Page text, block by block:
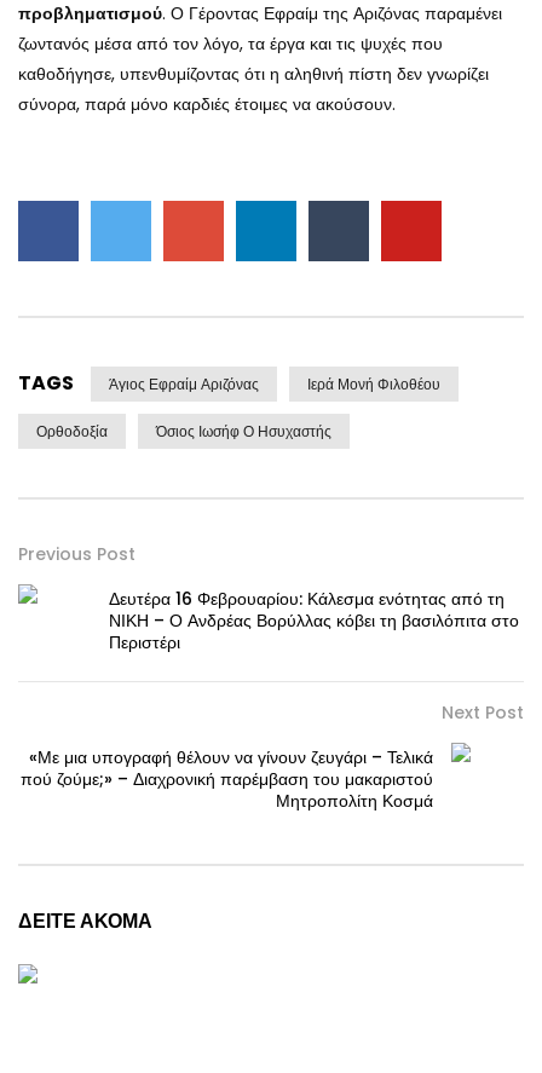
προβληματισμού. Ο Γέροντας Εφραίμ της Αριζόνας παραμένει
ζωντανός μέσα από τον λόγο, τα έργα και τις ψυχές που
καθοδήγησε, υπενθυμίζοντας ότι η αληθινή πίστη δεν γνωρίζει
σύνορα, παρά μόνο καρδιές έτοιμες να ακούσουν.
TAGS Άγιος Εφραίμ Αριζόνας Ιερά Μονή Φιλοθέου
Ορθοδοξία Όσιος Ιωσήφ Ο Ησυχαστής
Previous Post
Δευτέρα 16 Φεβρουαρίου: Κάλεσμα ενότητας από τη
ΝΙΚΗ – Ο Ανδρέας Βορύλλας κόβει τη βασιλόπιτα στο
Περιστέρι
Next Post
«Με μια υπογραφή θέλουν να γίνουν ζευγάρι – Τελικά
πού ζούμε;» – Διαχρονική παρέμβαση του μακαριστού
Μητροπολίτη Κοσμά
ΔΕΙΤΕ ΑΚΟΜΑ